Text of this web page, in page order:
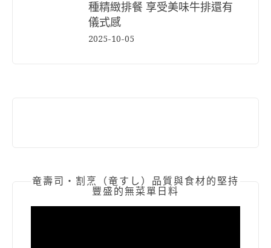
種精緻排餐 享受美味牛排還有
儀式感
2025-10-05
竜壽司‧割烹（竜すし）品質與食材的堅持
豐盛的無菜單日料